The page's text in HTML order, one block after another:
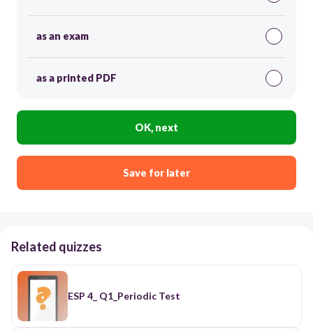
as an exam
as a printed PDF
OK, next
Save for later
Related quizzes
ESP 4_ Q1_Periodic Test